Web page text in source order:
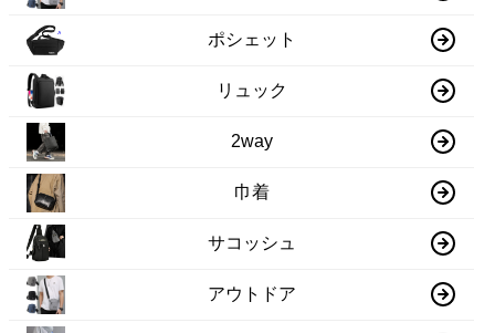
ポシェット
リュック
2way
巾着
サコッシュ
アウトドア